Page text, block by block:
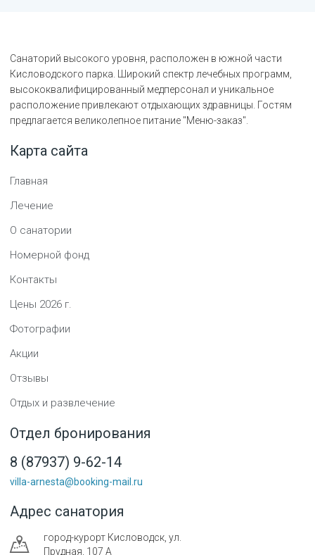
Санаторий высокого уровня, расположен в южной части
Кисловодского парка. Широкий спектр лечебных программ,
высококвалифицированный медперсонал и уникальное
расположение привлекают отдыхающих здравницы. Гостям
предлагается великолепное питание "Меню-заказ".
Карта сайта
Главная
Лечение
О санатории
Номерной фонд
Контакты
Цены 2026 г.
Фотографии
Акции
Отзывы
Отдых и развлечение
Отдел бронирования
8 (87937) 9-62-14
villa-arnesta@booking-mail.ru
Адрес санатория
город-курорт Кисловодск ул.
Прудная, 107 А